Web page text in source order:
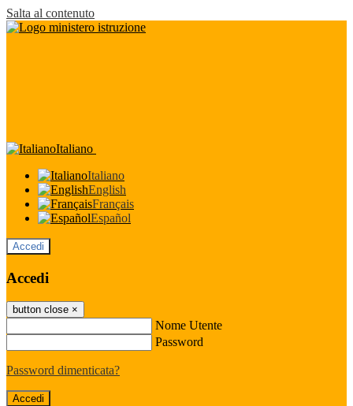
Salta al contenuto
Italiano
Italiano
English
Français
Español
Accedi
Accedi
button close ×
Nome Utente
Password
Password dimenticata?